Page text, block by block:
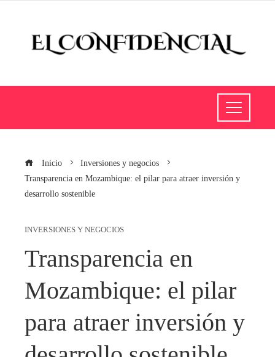
Inicio
Inversiones y negocios
Transparencia en Mozambique: el pilar para atraer inversión y
desarrollo sostenible
INVERSIONES Y NEGOCIOS
Transparencia en
Mozambique: el pilar
para atraer inversión y